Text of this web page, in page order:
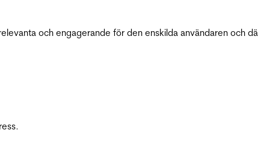
och engagerande för den enskilda användaren och